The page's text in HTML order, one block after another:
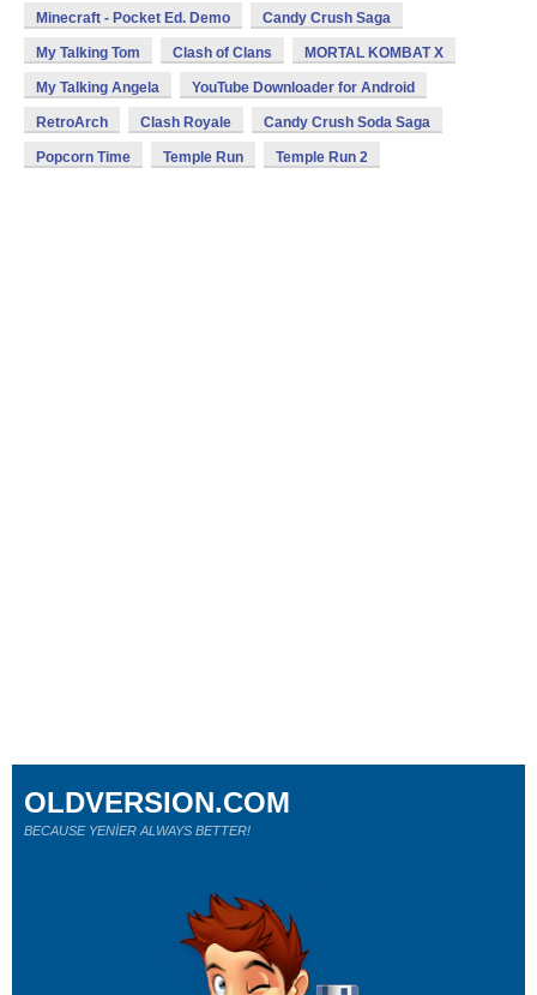
Minecraft - Pocket Ed. Demo Candy Crush Saga
My Talking Tom Clash of Clans MORTAL KOMBAT X
My Talking Angela YouTube Downloader for Android
RetroArch Clash Royale Candy Crush Soda Saga
Popcorn Time Temple Run Temple Run 2
OLDVERSION.COM
BECAUSE YENİER ALWAYS BETTER!